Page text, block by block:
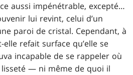
aussi impénétrable, excepté…
lui revint, celui d’un
paroi de cristal. Cependant, à
refait surface qu’elle se
incapable de se rappeler où
— ni même de quoi il